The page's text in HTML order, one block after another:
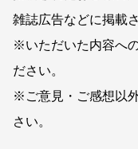
雑誌広告などに掲載
※いただいた内容へ
ださい。
※ご意見・ご感想以外
さい。